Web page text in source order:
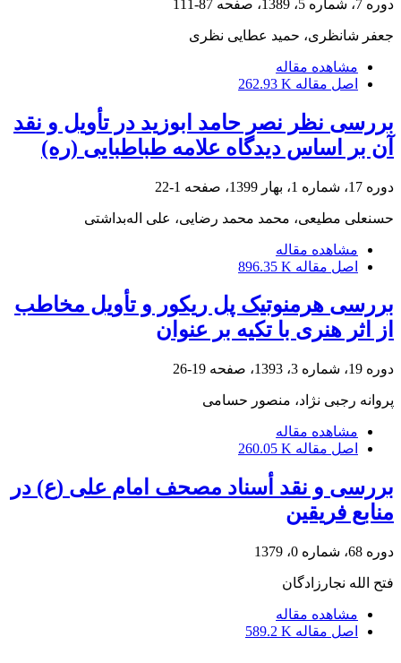
دوره 7، شماره 5، 1389، صفحه 87-111
جعفر شانظری، حمید عطایی نظری
مشاهده مقاله
اصل مقاله 262.93 K
بررسی نظر نصر حامد ابوزید در تأویل و نقد
آن بر اساس دیدگاه علامه طباطبایی (ره)
دوره 17، شماره 1، بهار 1399، صفحه 1-22
حسنعلی مطیعی، محمد محمد رضایی، علی اله‌بداشتی
مشاهده مقاله
اصل مقاله 896.35 K
بررسی هرمنوتیک پل ریکور و تأویل مخاطب
از اثر هنری با تکیه بر عنوان
دوره 19، شماره 3، 1393، صفحه 19-26
پروانه رجبی نژاد، منصور حسامی
مشاهده مقاله
اصل مقاله 260.05 K
بررسی و نقد أسناد مصحف امام علی (ع) در
منابع فریقین
دوره 68، شماره 0، 1379
فتح الله نجارزادگان
مشاهده مقاله
اصل مقاله 589.2 K